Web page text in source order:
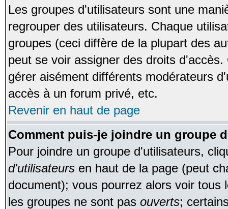
Les groupes d'utilisateurs sont une
regrouper des utilisateurs. Chaque
groupes (ceci diffère de la plupart des
peut se voir assigner des droits
gérer aisément différents modérateurs
accès à un forum privé, etc.
Revenir en haut de page
Comment puis-je joindre un groupe
Pour joindre un groupe d'utilisateurs,
d'utilisateurs en haut de la page (peut
document); vous pourrez alors voir tous
les groupes ne sont pas ouverts;